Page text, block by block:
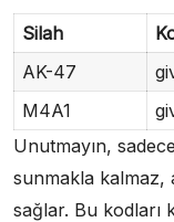
Silah
AK-47
M4A1
Unutmayın,
sunmakla kalmaz,
sağlar. Bu kodları